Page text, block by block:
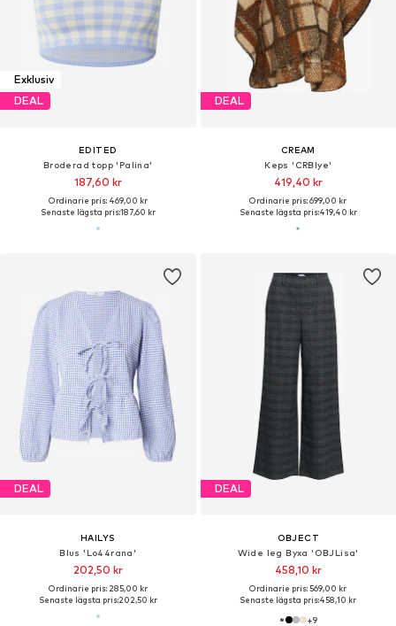
Exklusiv
DEAL
EDITED
Broderad topp 'Palina'
187,60 kr
Ordinarie pris: 469,00 kr
Senaste lägsta pris:187,60 kr
DEAL
CREAM
Keps 'CRBlye'
419,40 kr
Ordinarie pris: 699,00 kr
Senaste lägsta pris:419,40 kr
DEAL
HAILYS
Blus 'Lo44rana'
202,50 kr
Ordinarie pris: 285,00 kr
Senaste lägsta pris:202,50 kr
DEAL
OBJECT
Wide leg Byxa 'OBJLisa'
458,10 kr
Ordinarie pris: 569,00 kr
Senaste lägsta pris:458,10 kr
+9